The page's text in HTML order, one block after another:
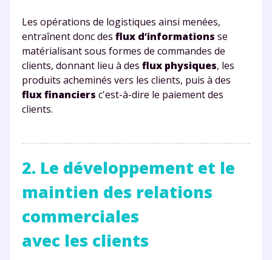
Les opérations de logistiques ainsi menées,
entraînent donc des flux d’informations se
matérialisant sous formes de commandes de
clients, donnant lieu à des flux physiques, les
produits acheminés vers les clients, puis à des
flux financiers c'est-à-dire le paiement des
clients.
2. Le développement et le
maintien des relations
commerciales
avec les clients